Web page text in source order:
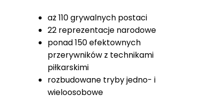
aż 110 grywalnych postaci
22 reprezentacje narodowe
ponad 150 efektownych
przerywników z technikami
piłkarskimi
rozbudowane tryby jedno- i
wieloosobowe